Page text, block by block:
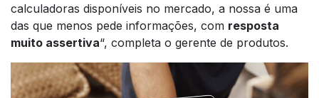
calculadoras disponíveis no mercado, a nossa é uma
das que menos pede informações, com resposta
muito assertiva“, completa o gerente de produtos.